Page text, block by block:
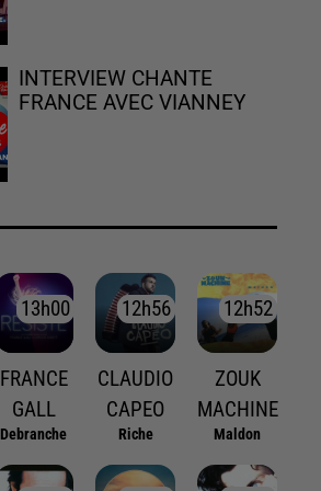
INTERVIEW CHANTE
FRANCE AVEC VIANNEY
13h00
13h00
FRANCE
GALL
Debranche
12h56
12h56
CLAUDIO
CAPEO
Riche
12h52
12h52
ZOUK
MACHINE
Maldon